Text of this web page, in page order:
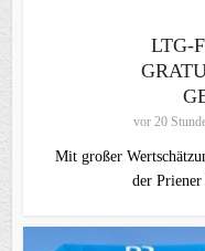
LTG-
vor 20
Mit großer
der